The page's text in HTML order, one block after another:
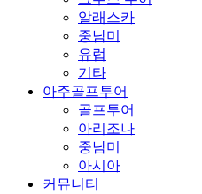
알래스카
중남미
유럽
기타
아주골프투어
골프투어
아리조나
중남미
아시아
커뮤니티